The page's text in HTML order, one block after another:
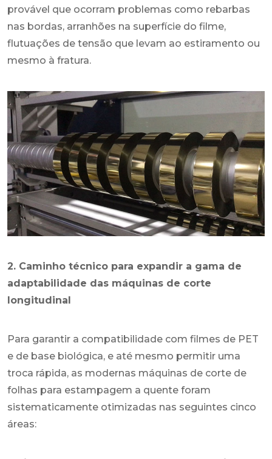
provável que ocorram problemas como rebarbas
nas bordas, arranhões na superfície do filme,
flutuações de tensão que levam ao estiramento ou
mesmo à fratura.
2. Caminho técnico para expandir a gama de
adaptabilidade das máquinas de corte
longitudinal
Para garantir a compatibilidade com filmes de PET
e de base biológica, e até mesmo permitir uma
troca rápida, as modernas máquinas de corte de
folhas para estampagem a quente foram
sistematicamente otimizadas nas seguintes cinco
áreas: